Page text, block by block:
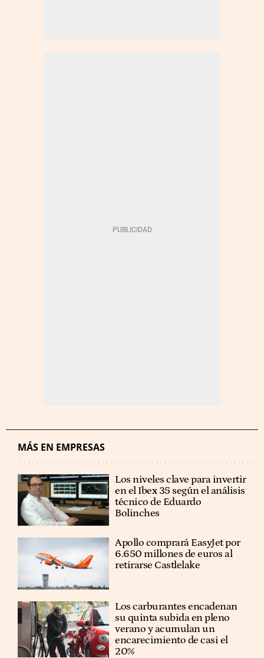
MÁS EN EMPRESAS
Los niveles clave para invertir
en el Ibex 35 según el análisis
técnico de Eduardo
Bolinches
Apollo comprará EasyJet por
6.650 millones de euros al
retirarse Castlelake
Los carburantes encadenan
su quinta subida en pleno
verano y acumulan un
encarecimiento de casi el
20%